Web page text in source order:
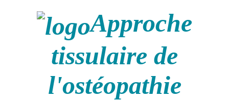
Approche
tissulaire de
l'ostéopathie